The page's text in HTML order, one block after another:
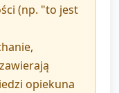
(np. "to jest
opiekuna